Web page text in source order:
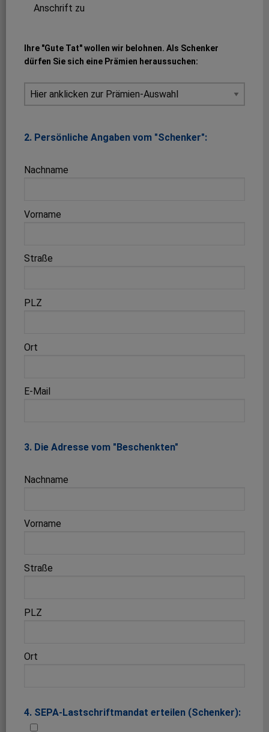
Anschrift zu
Ihre "Gute Tat" wollen wir belohnen. Als Schenker
dürfen Sie sich eine Prämien heraussuchen:
2. Persönliche Angaben vom "Schenker":
Nachname
Vorname
Straße
PLZ
Ort
E-Mail
3. Die Adresse vom "Beschenkten"
Nachname
Vorname
Straße
PLZ
Ort
4. SEPA-Lastschriftmandat erteilen (Schenker):